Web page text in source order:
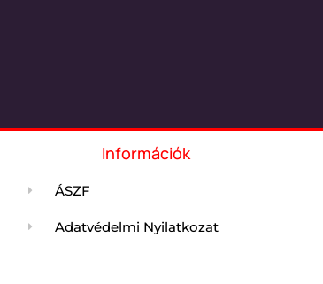
Információk
ÁSZF
Adatvédelmi Nyilatkozat